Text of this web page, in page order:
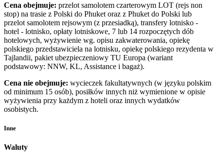
Cena obejmuje: przelot samolotem czarterowym LOT (rejs non
stop) na trasie z Polski do Phuket oraz z Phuket do Polski lub
przelot samolotem rejsowym (z przesiadką), transfery lotnisko -
hotel - lotnisko, opłaty lotniskowe, 7 lub 14 rozpoczętych dób
hotelowych, wyżywienie wg. opisu zakwaterowania, opiekę
polskiego przedstawiciela na lotnisku, opiekę polskiego rezydenta w
Tajlandii, pakiet ubezpieczeniowy TU Europa (wariant
podstawowy: NNW, KL, Assistance i bagaż).
Cena nie obejmuje: wycieczek fakultatywnych (w języku polskim
od minimum 15 osób), posiłków innych niż wymienione w opisie
wyżywienia przy każdym z hoteli oraz innych wydatków
osobistych.
Inne
Waluty